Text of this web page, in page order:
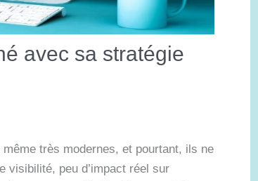
avec sa stratégie
très modernes, et pourtant, ils ne
visibilité, peu d’impact réel sur